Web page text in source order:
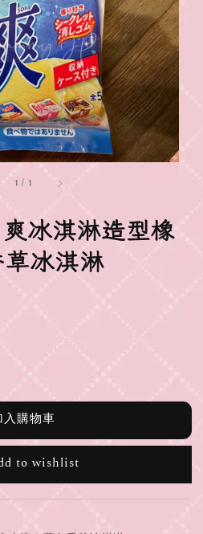
1 / 1
爽冰淇淋造型橡
冰淇淋
入購物車
to wishlist